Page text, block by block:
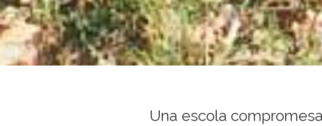
Una escola